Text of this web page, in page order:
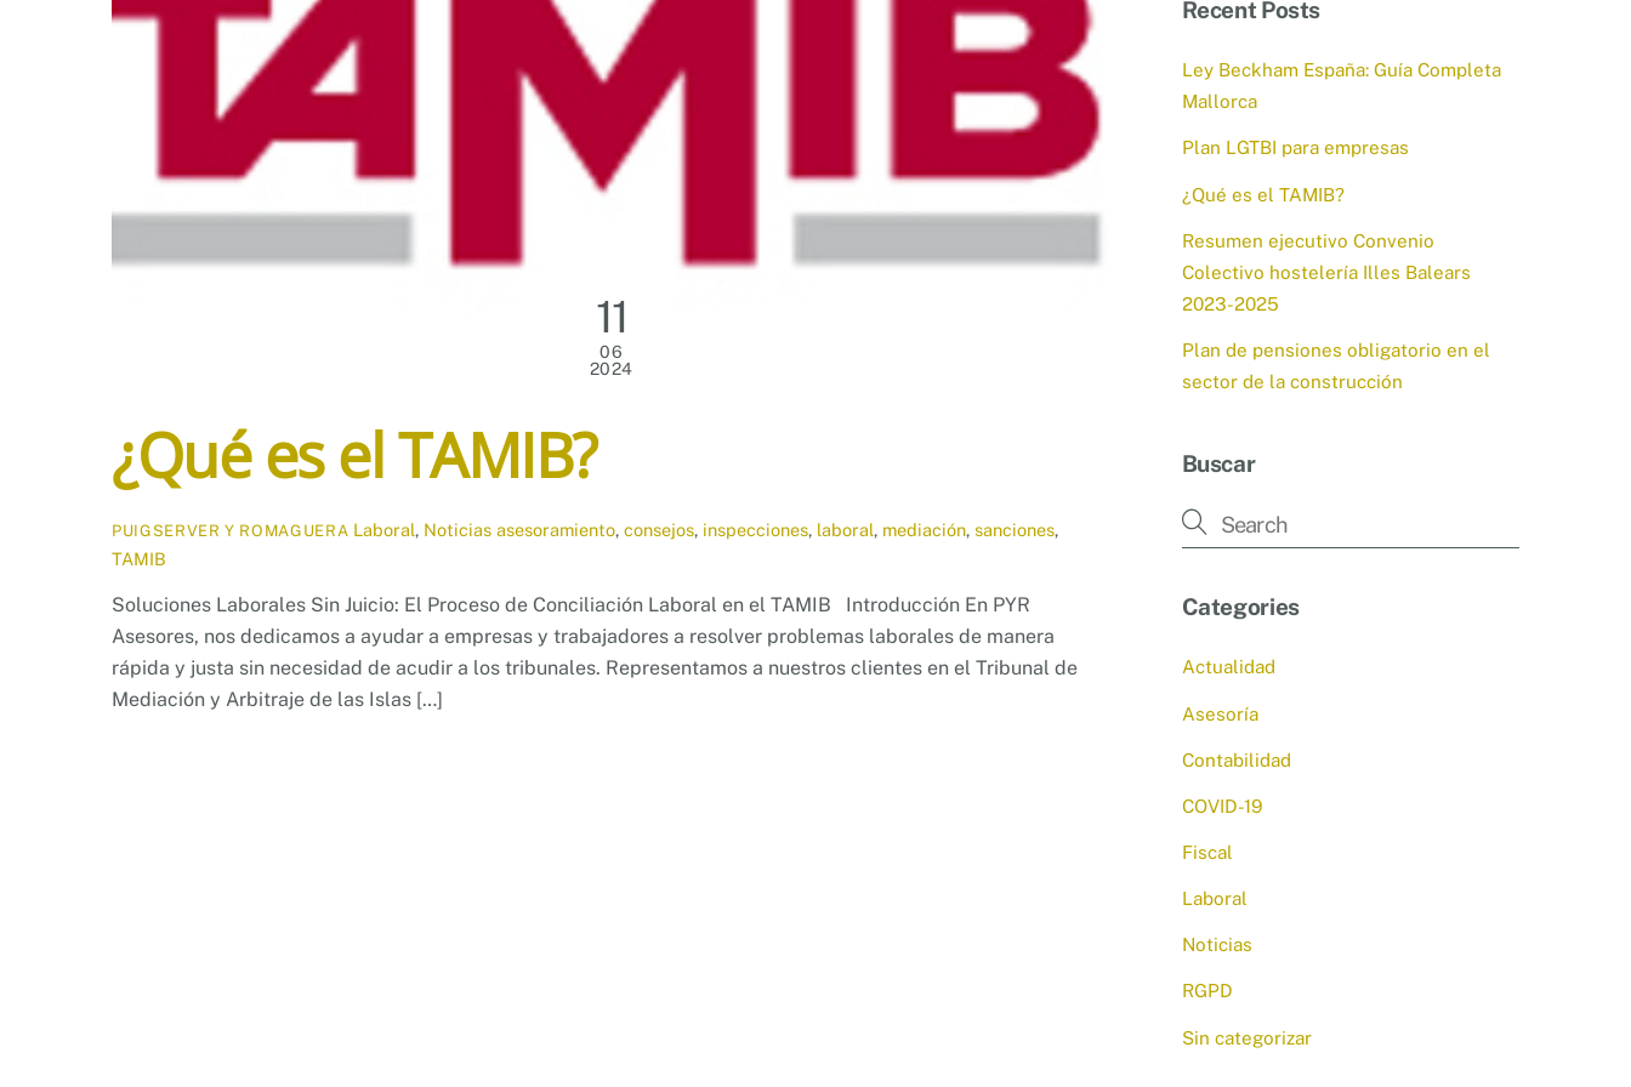
11
06
2024
¿Qué es el TAMIB?
PUIGSERVER Y ROMAGUERA Laboral, Noticias asesoramiento,consejos, inspecciones, laboral, mediación,sanciones,
TAMIB
Soluciones Laborales Sin Juicio: El Proceso de Conciliación Laboral en el TAMIB Introducción En PYR
Asesores, nos dedicamos a ayudar a empresas y trabajadores a resolver problemas laborales de manera
rápida y justa sin necesidad de acudir a los tribunales. Representamos a nuestros clientes en el Tribunal de
Mediación y Arbitraje de las Islas […]
Recent Posts
Ley Beckham España: Guía Completa
Mallorca
Plan LGTBI para empresas
¿Qué es el TAMIB?
Resumen ejecutivo Convenio
Colectivo hostelería Illes Balears
2023-2025
Plan de pensiones obligatorio en el
sector de la construcción
Buscar
Categories
Actualidad
Asesoría
Contabilidad
COVID-19
Fiscal
Laboral
Noticias
RGPD
Sin categorizar